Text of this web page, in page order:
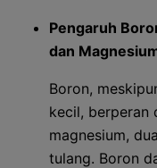
Pengaruh
dan
Boron,
kecil, berperan
magnesium,
tulang. Boron